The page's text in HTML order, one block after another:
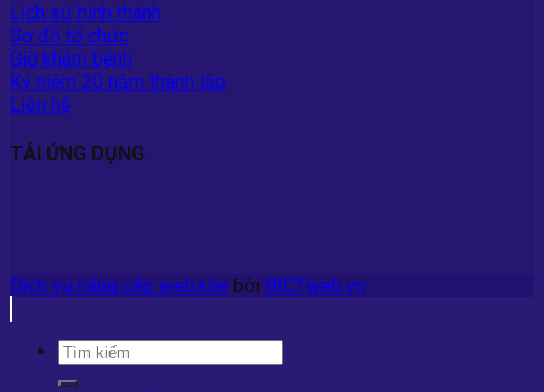
Lịch sử hình thành
Sơ đồ tổ chức
Giờ khám bệnh
Kỷ niệm 20 năm thành lập
Liên hệ
TẢI ỨNG DỤNG
Dịch vụ nâng cấp website bởi BICTweb.vn